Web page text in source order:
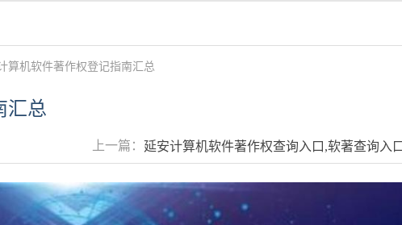
算机软件著作权登记指南汇总
汇总
上一篇： 延安计算机软件著作权查询入口,软著查询入